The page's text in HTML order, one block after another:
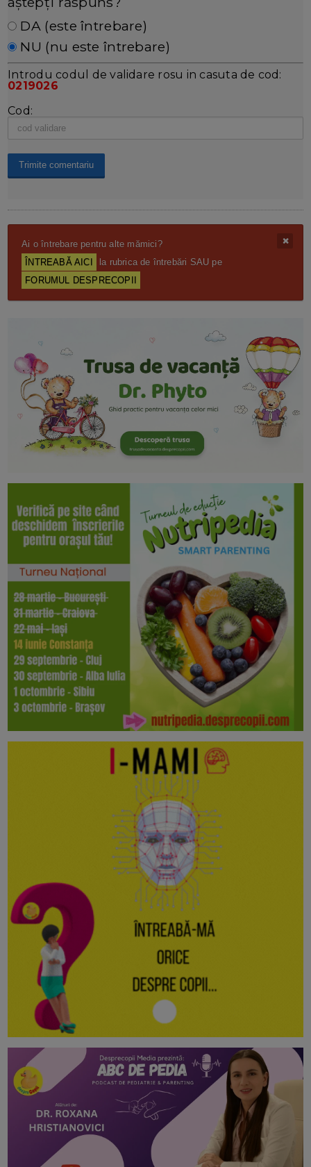
DA (este întrebare)
NU (nu este întrebare)
Introdu codul de validare rosu in casuta de cod:
0219026
Cod:
Ai o întrebare pentru alte mămici?
ÎNTREABĂ AICI
la rubrica de întrebări SAU pe
FORUMUL DESPRECOPII